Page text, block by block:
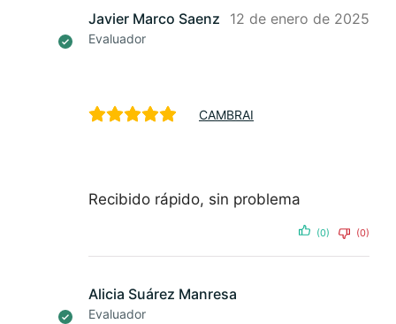
Javier Marco Saenz
Evaluador
12 de enero de 2025
CAMBRAI
Recibido rápido, sin problema
(0) (0)
Alicia Suárez Manresa
Evaluador